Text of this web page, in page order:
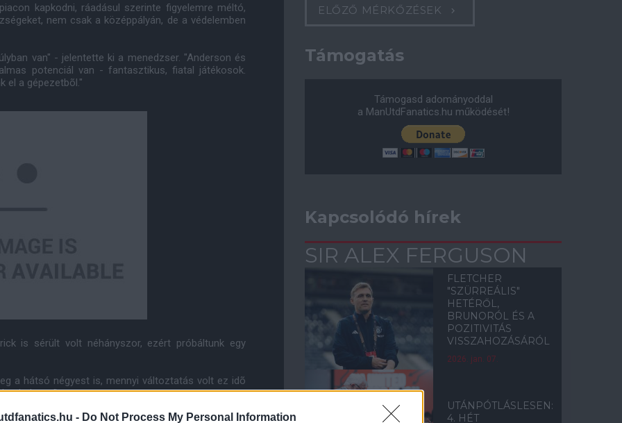
- Do Not Process My Personal Information
kapkodni, ráadásul szerinte figyelemre méltó,
nem csak a középpályán, de a védelemben
van" - jelentette ki a menedzser. "Anderson és
potenciál van - fantasztikus, fiatal játékosok.
el a gépezetbõl."
is sérült volt néhányszor, ezért próbáltunk egy
a hátsó négyest is, mennyi változtatás volt ez idõ
mindenzt."
középpályást'! Nos, meg is tenném, ha lenne olyan
ELŐZŐ MÉRKŐZÉSEK
Támogatás
Támogasd adományoddal
a ManUtdFanatics.hu működését!
Kapcsolódó hírek
SIR ALEX FERGUSON
FLETCHER
"SZÜRREÁLIS"
HETÉRŐL,
BRUNORÓL ÉS A
POZITIVITÁS
VISSZAHOZÁSÁRÓL
2026. jan. 07.
UTÁNPÓTLÁSLESEN:
4. HÉT